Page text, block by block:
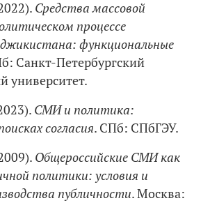
Средства массовой
процессе
функциональные
Санкт-Петербургский
университет.
СМИ и политика:
согласия. СПб: СПбГЭУ.
Общероссийские СМИ как
политики: условия и
публичности. Москва: